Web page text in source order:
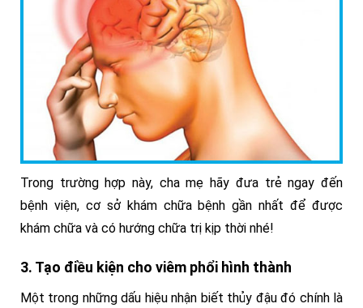
Trong trường hợp này, cha mẹ hãy đưa trẻ ngay đến
bệnh viện, cơ sở khám chữa bệnh gần nhất để được
khám chữa và có hướng chữa trị kịp thời nhé!
3. Tạo điều kiện cho viêm phổi hình thành
Một trong những dấu hiệu nhận biết thủy đậu đó chính là